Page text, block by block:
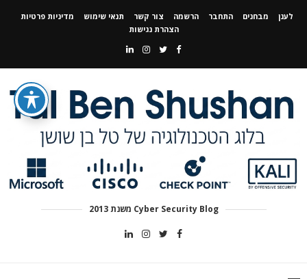
לענן מבחנים התחבר הרשמה צור קשר תנאי שימוש
מדיניות פרטיות
הצהרת נגישות
Cyber Security Blog משנת 2013